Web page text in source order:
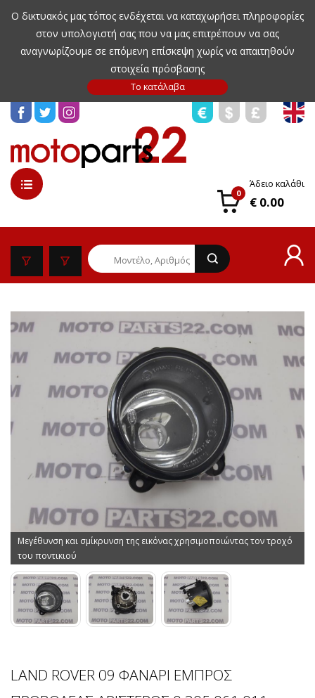
Ο δικτυακός μας τόπος ενδέχεται να καταχωρήσει πληροφορίες
στον υπολογιστή σας που να μας επιτρέπουν να σας
αναγνωρίζουμε σε επόμενη επίσκεψη χωρίς να απαιτηθούν
στοιχεία πρόσβασης
0
Άδειο καλάθι
€ 0.00
Μεγέθυνση και σμίκρυνση της εικόνας χρησιμοποιώντας τον τροχό
του ποντικιού
LAND ROVER 09 ΦΑΝΑΡΙ ΕΜΠΡΟΣ